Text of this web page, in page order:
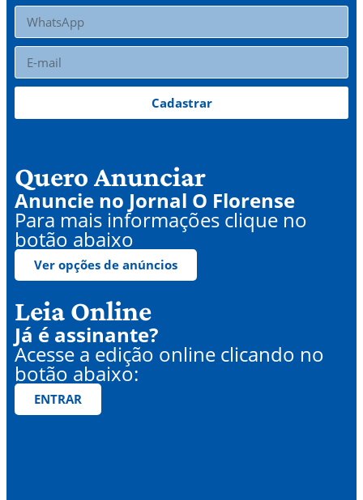
Cadastrar
Quero Anunciar
Anuncie no Jornal O Florense
Para mais informações clique no
botão abaixo
Ver opções de anúncios
Leia Online
Já é assinante?
Acesse a edição online clicando no
botão abaixo:
ENTRAR